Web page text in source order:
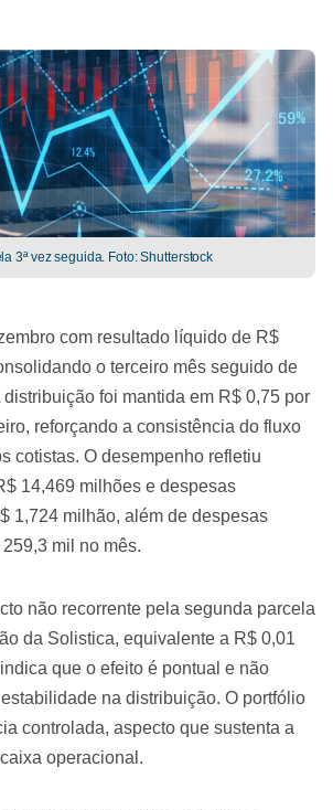
3ª vez seguida. Foto: Shutterstock
com resultado líquido de R$
o terceiro mês seguido de
foi mantida em R$ 0,75 por
reforçando a consistência do fluxo
cotistas. O desempenho refletiu
14,469 milhões e despesas
1,724 milhão, além de despesas
mil no mês.
não recorrente pela segunda parcela
da Solistica, equivalente a R$ 0,01
que o efeito é pontual e não
na distribuição. O portfólio
controlada, aspecto que sustenta a
operacional.